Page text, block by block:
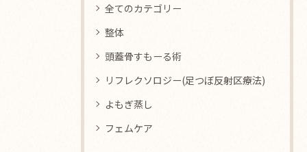
全てのカテゴリー
整体
頭蓋骨すもーる術
リフレクソロジー(足つぼ反射区療法)
よもぎ蒸し
フェムケア